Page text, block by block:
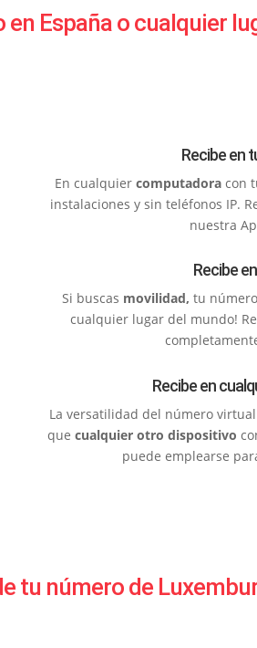
España o cualquier
Recibe en
En cualquiercomputadoracon
instalaciones y sin teléfonos IP.
nuestra
Recibe
Si buscas movilidad, tu
cualquier lugar del mundo!
Recibe en
La versatilidad del número
que cualquier otro dispositivo
puede emplearse
tu número de